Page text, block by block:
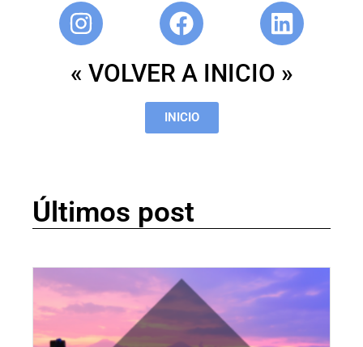
« VOLVER A INICIO »
INICIO
Últimos post